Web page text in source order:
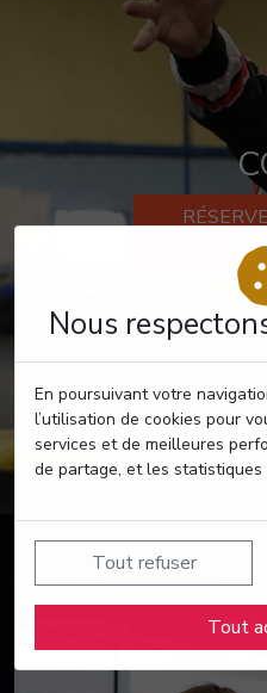
Nous
En poursuivant votre
l’utilisation de cookies pour
services et de meilleures
de partage, et les statistiques
Tout refuser
Tout
Suivez nos